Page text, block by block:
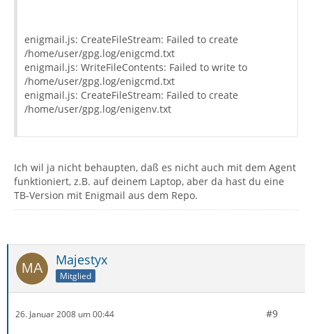
enigmail.js: CreateFileStream: Failed to create
/home/user/gpg.log/enigcmd.txt
enigmail.js: WriteFileContents: Failed to write to
/home/user/gpg.log/enigcmd.txt
enigmail.js: CreateFileStream: Failed to create
/home/user/gpg.log/enigenv.txt
Ich wil ja nicht behaupten, daß es nicht auch mit dem Agent
funktioniert, z.B. auf deinem Laptop, aber da hast du eine
TB-Version mit Enigmail aus dem Repo.
Majestyx
Mitglied
26. Januar 2008 um 00:44 #9